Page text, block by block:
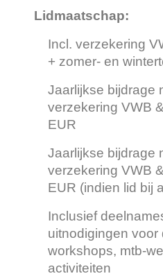
Lidmaatschap:
Incl. verzekering
+ zomer- en
Jaarlijkse bijdrage
verzekering VWB
EUR
Jaarlijkse bijdrage
verzekering VWB
EUR (indien lid bij
Inclusief
uitnodigingen voor
workshops, mtb-
activiteiten